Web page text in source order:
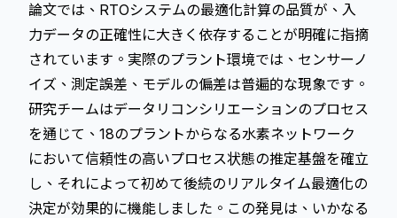
論文では、RTOシステムの最適化計算の品質が、入
力データの正確性に大きく依存することが明確に指摘
されています。実際のプラント環境では、センサーノ
イズ、測定誤差、モデルの偏差は普遍的な現象です。
研究チームはデータリコンシリエーションのプロセス
を通じて、18のプラントからなる水素ネットワーク
において信頼性の高いプロセス状態の推定基盤を確立
し、それによって初めて後続の リアルタイム最適化の
決定が効果的に機能しました。この発見は、いかなる